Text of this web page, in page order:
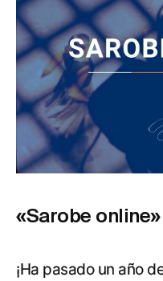
«Sarobe online»
¡Ha pasado un año